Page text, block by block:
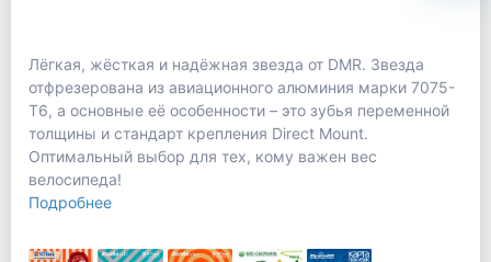
Лёгкая, жёсткая и надёжная звезда от DMR. Звезда
отфрезерована из авиационного алюминия марки 7075-
Т6, а основные её особенности – это зубья переменной
толщины и стандарт крепления Direct Mount.
Оптимальный выбор для тех, кому важен вес
велосипеда!
Подробнее